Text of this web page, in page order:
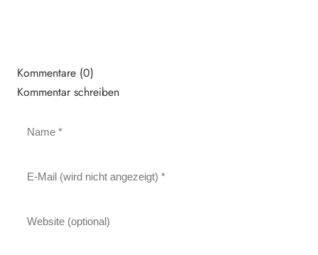
Kommentare (0)
Kommentar schreiben